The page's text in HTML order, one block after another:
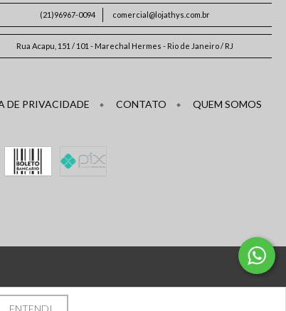
ENTENDI
(21)96967-0094 comercial@lojathys.com.br
Rua Acapu, 151 / 101 - Marechal Hermes - Rio de Janeiro / RJ
DE PRIVACIDADE CONTATO QUEM SOMOS